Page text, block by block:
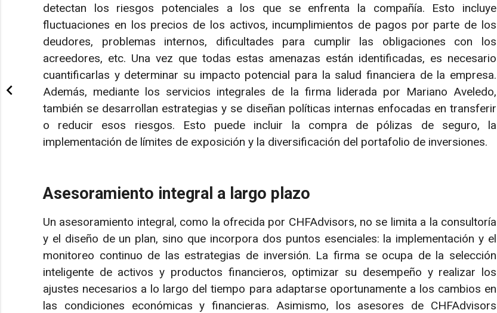
detectan los riesgos potenciales a los que se enfrenta la compañía. Esto incluye
fluctuaciones en los precios de los activos, incumplimientos de pagos por parte de los
deudores, problemas internos, dificultades para cumplir las obligaciones con los
acreedores, etc. Una vez que todas estas amenazas están identificadas, es necesario
cuantificarlas y determinar su impacto potencial para la salud financiera de la empresa.
Además, mediante los servicios integrales de la firma liderada por Mariano Aveledo,
también se desarrollan estrategias y se diseñan políticas internas enfocadas en transferir
o reducir esos riesgos. Esto puede incluir la compra de pólizas de seguro, la
implementación de límites de exposición y la diversificación del portafolio de inversiones.
Asesoramiento integral a largo plazo
Un asesoramiento integral, como la ofrecida por CHFAdvisors, no se limita a la consultoría
y el diseño de un plan, sino que incorpora dos puntos esenciales: la implementación y el
monitoreo continuo de las estrategias de inversión. La firma se ocupa de la selección
inteligente de activos y productos financieros, optimizar su desempeño y realizar los
ajustes necesarios a lo largo del tiempo para adaptarse oportunamente a los cambios en
las condiciones económicas y financieras. Asimismo, los asesores de CHFAdvisors